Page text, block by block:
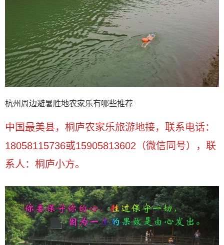
杭州周边避暑胜地农家乐有哪些推荐
中国最美县，桐庐农家乐旅游地接，联系电话：
18058115736或15905813602（微信同号），联
系人：桐庐小方。